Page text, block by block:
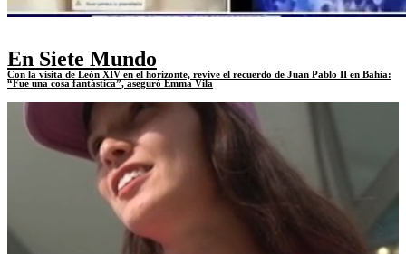
En Siete Mundo
Con la visita de León XIV en el horizonte, revive el recuerdo de Juan Pablo II en Bahía:
“Fue una cosa fantástica”, aseguró Emma Vila